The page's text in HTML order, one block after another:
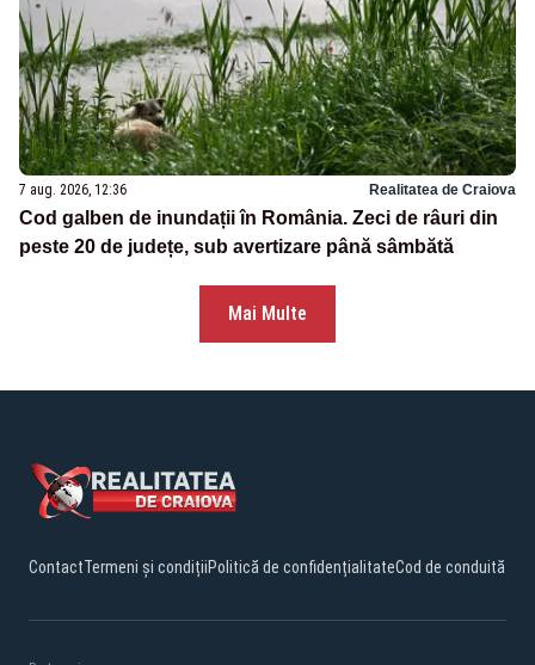
7 aug. 2026, 12:36 Realitatea de Craiova
Cod galben de inundații în România. Zeci de râuri din
peste 20 de județe, sub avertizare până sâmbătă
Mai Multe
ContactTermeni și condițiiPolitică de confidențialitateCod de conduită